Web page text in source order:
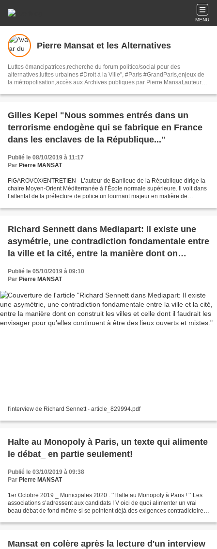
MENU
Pierre Mansat et les Alternatives
Luttes émancipatrices,recherche du forum politico/social pour des
alternatives,luttes urbaines #Droit à la Ville", #Paris #GrandParis,enjeux de
la métropolisation,accès aux Archives publiques par Pierre Mansat,auteur‼️
#Audin>bénevole Secours Populaire>Comité Laghouat-France>#Mumia
Gilles Kepel "Nous sommes entrés dans un
terrorisme endogène qui se fabrique en France
dans les enclaves de la République..."
Publié le 08/10/2019 à 11:17
Par Pierre MANSAT
FIGAROVOX/ENTRETIEN - L’auteur de Banlieue de la République dirige la
chaire Moyen-Orient Méditerranée à l’École normale supérieure. Il voit dans
l’attentat de la préfecture de police un tournant majeur en matière de
Richard Sennett dans Mediapart: Il existe une
asymétrie, une contradiction fondamentale entre
la ville et la cité, entre la manière dont on
construit les villes et celle dont il faudrait les
envisager pour qu’elles continuent à être des
Publié le 05/10/2019 à 09:10
Par Pierre MANSAT
l'interview de Richard Sennett - article_829994.pdf
Halte au Monopoly à Paris, un texte qui alimente
le débat_ en partie seulement!
Publié le 03/10/2019 à 09:38
Par Pierre MANSAT
1er Octobre 2019 _ Municipales 2020 : ‘’Halte au Monopoly à Paris ! ‘’ Les
associations s’adressent aux candidats ! V oici de quoi alimenter un vrai
beau débat de fond même si se pointent déjà des exigences contradictoires.
Mansat en colère après la lecture d'un interview